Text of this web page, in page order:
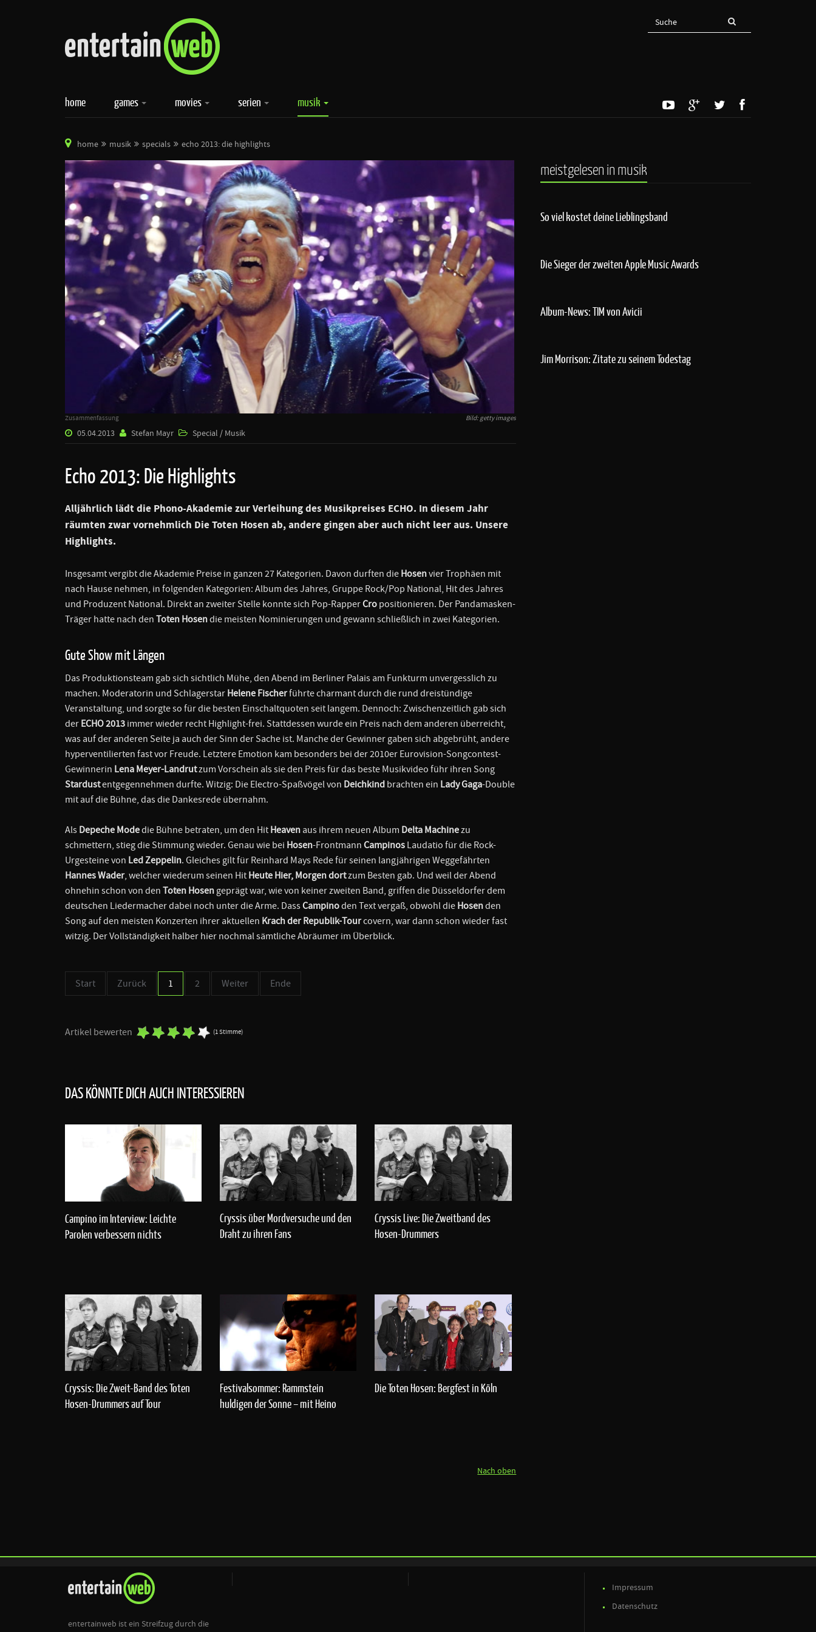
home games movies serien musik
home musik specials echo 2013: die highlights
Zusammenfassung Bild: getty images
05.04.2013 Stefan Mayr Special / Musik
Echo 2013: Die Highlights
Alljährlich lädt die Phono-Akademie zur Verleihung des Musikpreises ECHO. In diesem Jahr
räumten zwar vornehmlich Die Toten Hosen ab, andere gingen aber auch nicht leer aus. Unsere
Highlights.
Insgesamt vergibt die Akademie Preise in ganzen 27 Kategorien. Davon durften die Hosenvier Trophäen mit
nach Hause nehmen, in folgenden Kategorien: Album des Jahres, Gruppe Rock/Pop National, Hit des Jahres
und Produzent National. Direkt an zweiter Stelle konnte sich Pop-RapperCro positionieren. Der Pandamasken-
Träger hatte nach den Toten Hosendie meisten Nominierungen und gewann schließlich in zwei Kategorien.
Gute Show mit Längen
Das Produktionsteam gab sich sichtlich Mühe, den Abend im Berliner Palais am Funkturm unvergesslich zu
machen. Moderatorin und Schlagerstar Helene Fischerführte charmant durch die rund dreistündige
Veranstaltung, und sorgte so für die besten Einschaltquoten seit langem. Dennoch: Zwischenzeitlich gab sich
der ECHO 2013 immer wieder recht Highlight-frei. Stattdessen wurde ein Preis nach dem anderen überreicht,
was auf der anderen Seite ja auch der Sinn der Sache ist. Manche der Gewinner gaben sich abgebrüht, andere
hyperventilierten fast vor Freude. Letztere Emotion kam besonders bei der 2010er Eurovision-Songcontest-
Gewinnerin Lena Meyer-Landrutzum Vorschein als sie den Preis für das beste Musikvideo führ ihren Song
Stardustentgegennehmen durfte. Witzig: Die Electro-Spaßvögel von Deichkind brachten ein Lady Gaga-Double
mit auf die Bühne, das die Dankesrede übernahm.
Als Depeche Modedie Bühne betraten, um den Hit Heaven aus ihrem neuen Album Delta Machinezu
schmettern, stieg die Stimmung wieder. Genau wie bei Hosen-Frontmann Campinos Laudatio für die Rock-
Urgesteine von Led Zeppelin. Gleiches gilt für Reinhard Mays Rede für seinen langjährigen Weggefährten
Hannes Wader, welcher wiederum seinen Hit Heute Hier, Morgen dortzum Besten gab. Und weil der Abend
ohnehin schon von den Toten Hosen geprägt war, wie von keiner zweiten Band, griffen die Düsseldorfer dem
deutschen Liedermacher dabei noch unter die Arme. DassCampinoden Text vergaß, obwohl die Hosenden
Song auf den meisten Konzerten ihrer aktuellen Krach der Republik-Tourcovern, war dann schon wieder fast
witzig. Der Vollständigkeit halber hier nochmal sämtliche Abräumer im Überblick.
Start Zurück 1 2 Weiter Ende
Artikel bewerten (1 Stimme)
DAS KÖNNTE DICH AUCH INTERESSIEREN
Campino im Interview: Leichte
Parolen verbessern nichts
Cryssis über Mordversuche und den
Draht zu ihren Fans
Cryssis Live: Die Zweitband des
Hosen-Drummers
Cryssis: Die Zweit-Band des Toten
Hosen-Drummers auf Tour
Festivalsommer: Rammstein
huldigen der Sonne – mit Heino
Die Toten Hosen: Bergfest in Köln
Nach oben
meistgelesen in musik
So viel kostet deine Lieblingsband
Die Sieger der zweiten Apple Music Awards
Album-News: TIM von Avicii
Jim Morrison: Zitate zu seinem Todestag
entertainweb ist ein Streifzug durch die
Impressum
Datenschutz